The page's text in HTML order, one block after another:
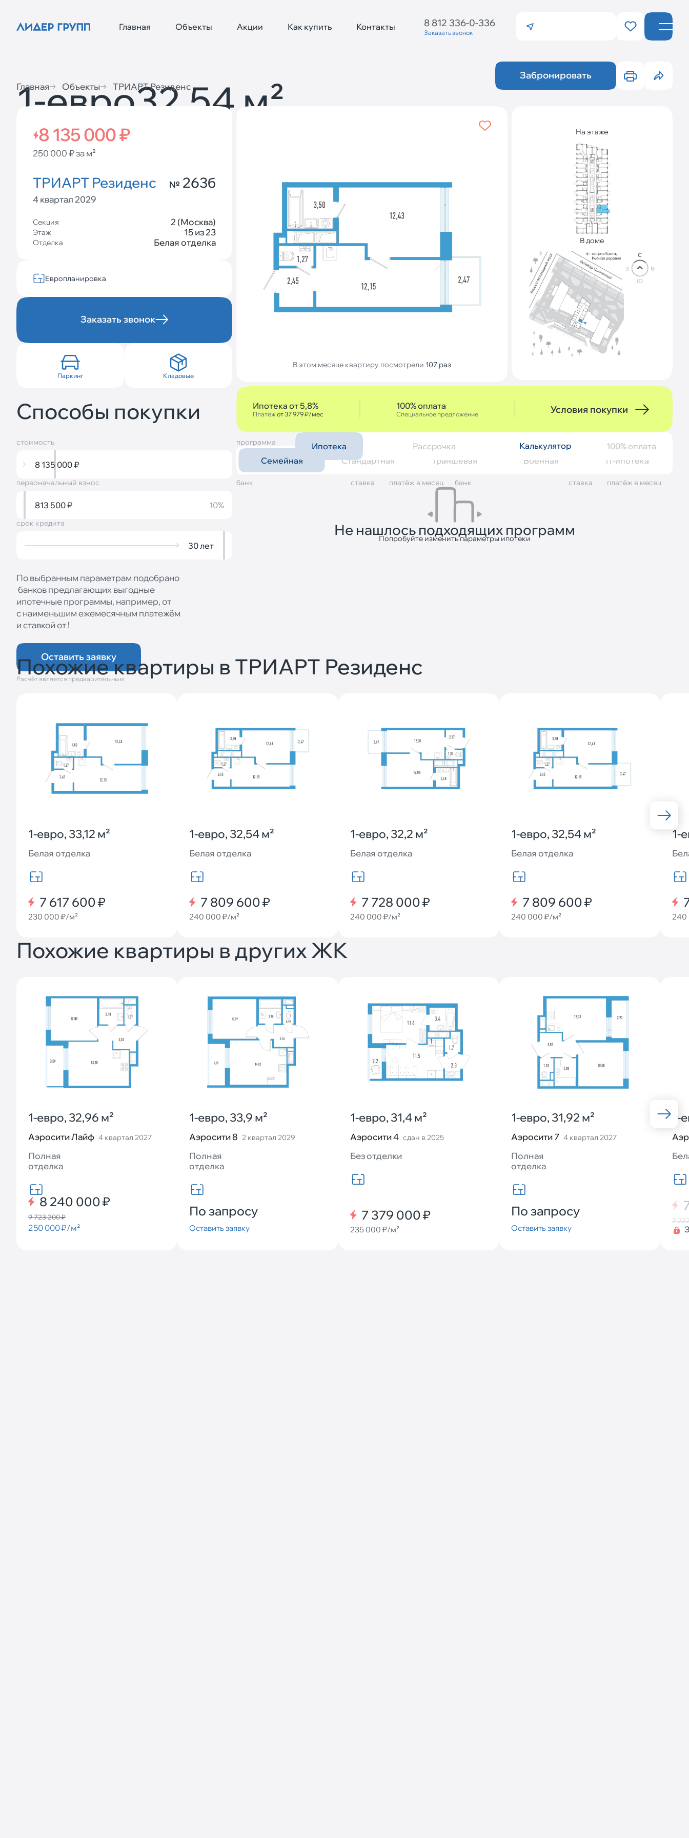
Главная Объекты Акции Как купить Контакты 8 812 336-0-336
Заказать звонок
1-евро32,54 м²
Главная Объекты ТРИАРТ Резиденс
Забронировать
8 135 000 ₽
250 000 ₽ за м²
ТРИАРТ Резиденс № 263б
4 квартал 2029
Секция 2 (Москва)
Этаж 15 из 23
Отделка Белая отделка
Европланировка
Заказать звонок
Паркинг Кладовые
В этом месяце квартиру посмотрели 107 раз
На этаже
В доме
Ипотека от 5,8%
Платёжот 37 979 ₽/мес
100% оплата
Специальное предложение Условия покупки
Ипотека Рассрочка Калькулятор Описание
100% оплата
Способы покупки
стоимость
8 135 000₽
первоначальный взнос
813 500₽ 10%
срок кредита
30лет
По выбранным параметрам подобрано
банков предлагающих выгодные
ипотечные программы, например, от
с наименьшим ежемесячным платежём
и ставкой от!
Оставить заявку
Расчёт является предварительным
программа
Семейная Стандартная Траншевая Военная IT-ипотека
банк cтавка платёж в месяц банк cтавка платёж в месяц
Не нашлось подходящих программ
Попробуйте изменить параметры ипотеки
Похожие квартиры в ТРИАРТ Резиденс
1-евро, 33,12 м²
Белая отделка
7 617 600 ₽
230 000 ₽/м²
1-евро, 32,54 м²
Белая отделка
7 809 600 ₽
240 000 ₽/м²
1-евро, 32,2 м²
Белая отделка
7 728 000 ₽
240 000 ₽/м²
1-евро, 32,54 м²
Белая отделка
7 809 600 ₽
240 000 ₽/м²
1-
240
Похожие квартиры в других ЖК
1-евро, 32,96 м²
Аэросити Лайф 4 квартал 2027
Полная
отделка
8 240 000 ₽
9 723 200 ₽
250 000 ₽/м²
1-евро, 33,9 м²
Аэросити 8 2 квартал 2029
Полная
отделка
По запросу
Оставить заявку
1-евро, 31,4 м²
Аэросити 4 сдан в 2025
Без отделки
7 379 000 ₽
235 000 ₽/м²
1-евро, 31,92 м²
Аэросити 7 4 квартал 2027
Полная
отделка
По запросу
Оставить заявку
7